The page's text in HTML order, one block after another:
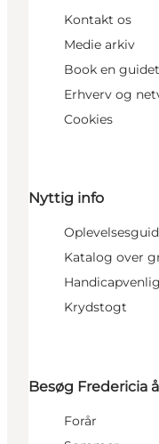
Kontakt os
Medie arkiv
Book en
Erhverv og
Cookies
Nyttig info
Katalog over
Krydstogt
Besøg Fredericia
Forår